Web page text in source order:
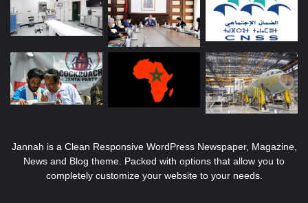
Jannah is a Clean Responsive WordPress Newspaper, Magazine,
News and Blog theme. Packed with options that allow you to
completely customize your website to your needs.